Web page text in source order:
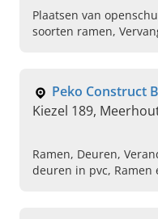
Plaatsen van
soorten ramen,
op maat laten maken
Peko Construct
Kiezel 189,
Ramen, Deuren,
deuren in pvc,